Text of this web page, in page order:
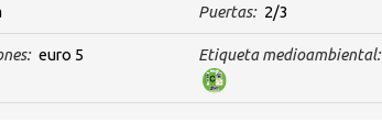
Puertas: 2/3
euro 5 Etiqueta medioambiental: